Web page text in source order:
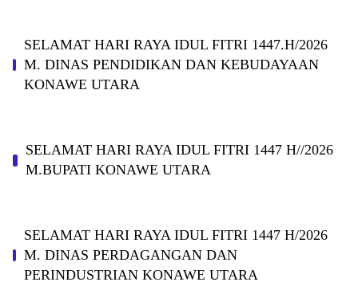
SELAMAT HARI RAYA IDUL FITRI 1447.H/2026
M. DINAS PENDIDIKAN DAN KEBUDAYAAN
KONAWE UTARA
SELAMAT HARI RAYA IDUL FITRI 1447 H//2026
M.BUPATI KONAWE UTARA
SELAMAT HARI RAYA IDUL FITRI 1447 H/2026
M. DINAS PERDAGANGAN DAN
PERINDUSTRIAN KONAWE UTARA